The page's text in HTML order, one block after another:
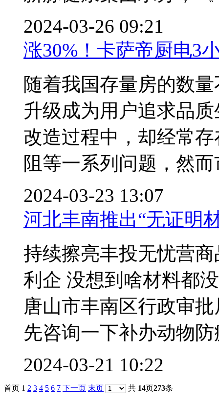
2024-03-26 09:21
涨30%！卡萨帝厨电3
随着我国存量房的数
升级成为用户追求品
改造过程中，却经常
阻等一系列问题，然而
2024-03-23 13:07
河北丰南推出“无证明
持续擦亮丰投无忧营
利企 没想到啥材料都
唐山市丰南区行政审
先咨询一下补办动物防
2024-03-21 10:22
首页 1 2 3 4 5 6 7 下一页 末页 共 14页273条